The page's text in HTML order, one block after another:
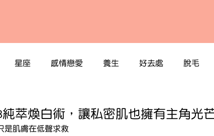
星座 感情戀愛 養生 好去處 脫毛
純萃煥白術，讓私密肌也擁有主角光
肌膚在低聲求救